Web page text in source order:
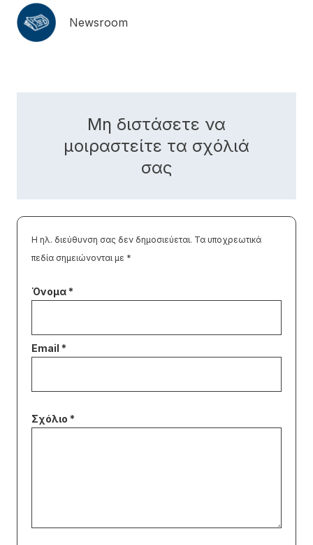
Newsroom
Μη διστάσετε να
μοιραστείτε τα σχόλιά
σας
Η ηλ. διεύθυνση σας δεν δημοσιεύεται. Τα υποχρεωτικά
πεδία σημειώνονται με *